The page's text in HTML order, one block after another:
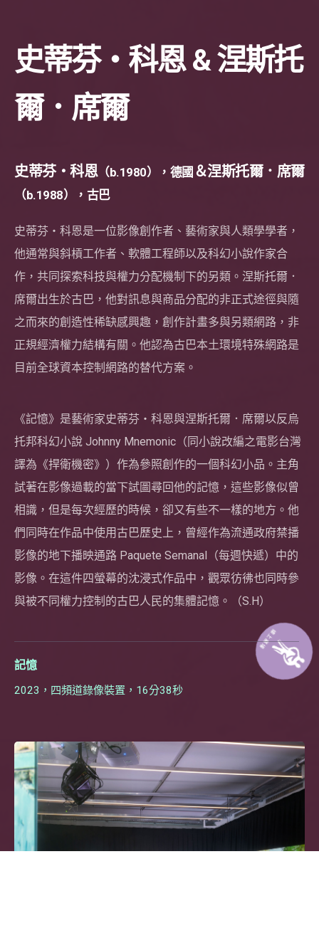
史蒂芬・科恩 & 涅斯托
爾．席爾
史蒂芬・科恩（b.1980），德國 ＆涅斯托爾．席爾
（b.1988），古巴
史蒂芬・科恩是一位影像創作者、藝術家與人類學學者，
他通常與斜槓工作者、軟體工程師以及科幻小說作家合
作，共同探索科技與權力分配機制下的另類。涅斯托爾．
席爾出生於古巴，他對訊息與商品分配的非正式途徑與隨
之而來的創造性稀缺感興趣，創作計畫多與另類網路，非
正規經濟權力結構有關。他認為古巴本土環境特殊網路是
目前全球資本控制網路的替代方案。
《記憶》是藝術家史蒂芬・科恩與涅斯托爾．席爾以反烏
托邦科幻小說 Johnny Mnemonic（同小說改編之電影台灣
譯為《捍衛機密》）作為參照創作的一個科幻小品。主角
試著在影像過載的當下試圖尋回他的記憶，這些影像似曾
相識，但是每次經歷的時候，卻又有些不一樣的地方。他
們同時在作品中使用古巴歷史上，曾經作為流通政府禁播
影像的地下播映通路 Paquete Semanal（每週快遞）中的
影像。在這件四螢幕的沈浸式作品中，觀眾彷彿也同時參
與被不同權力控制的古巴人民的集體記憶。（S.H）
記憶
2023，四頻道錄像裝置，16分38秒